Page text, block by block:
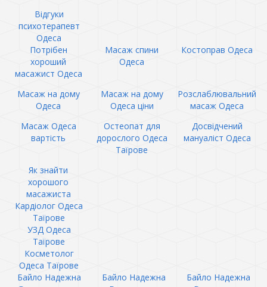
Відгуки
психотерапевт
Одеса
Потрібен
хороший
масажист Одеса
Масаж спини
Одеса
Костоправ Одеса
Масаж на дому
Одеса
Масаж на дому
Одеса ціни
Розслаблювальний
масаж Одеса
Масаж Одеса
вартість
Остеопат для
дорослого Одеса
Таїрове
Досвідчений
мануаліст Одеса
Як знайти
хорошого
масажиста
Кардіолог Одеса
Таїрове
УЗД Одеса
Таїрове
Косметолог
Одеса Таїрове
Байло Надежна
Байло Надежна
Байло Надежна